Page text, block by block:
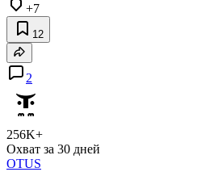
+7
12
2
256K+
Охват за 30 дней
OTUS